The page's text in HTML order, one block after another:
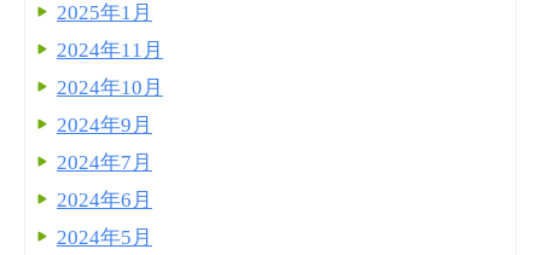
2025年1月
2024年11月
2024年10月
2024年9月
2024年7月
2024年6月
2024年5月